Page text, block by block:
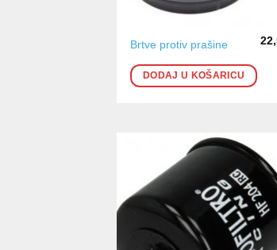
Brtve protiv prašine
DODAJ U KOŠARICU